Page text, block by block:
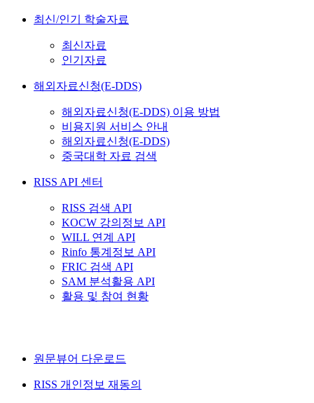
최신/인기 학술자료
최신자료
인기자료
해외자료신청(E-DDS)
해외자료신청(E-DDS) 이용 방법
비용지원 서비스 안내
해외자료신청(E-DDS)
중국대학 자료 검색
RISS API 센터
RISS 검색 API
KOCW 강의정보 API
WILL 연계 API
Rinfo 통계정보 API
FRIC 검색 API
SAM 분석활용 API
활용 및 참여 현황
원문뷰어 다운로드
RISS 개인정보 재동의